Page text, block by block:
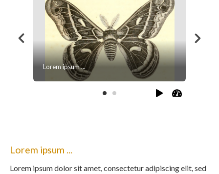
Lorem ipsum ...
Lorem ipsum ...
Lorem ipsum dolor sit amet, consectetur adipiscing elit, sed